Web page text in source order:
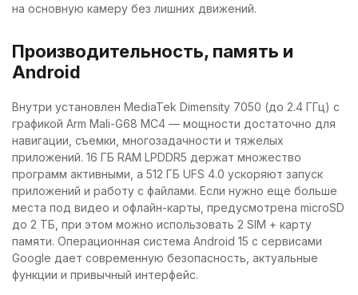
на основную камеру без лишних движений.
Производительность, память и
Android
Внутри установлен MediaTek Dimensity 7050 (до 2.4 ГГц) с
графикой Arm Mali-G68 MC4 — мощности достаточно для
навигации, съемки, многозадачности и тяжелых
приложений. 16 ГБ RAM LPDDR5 держат множество
программ активными, а 512 ГБ UFS 4.0 ускоряют запуск
приложений и работу с файлами. Если нужно еще больше
места под видео и офлайн-карты, предусмотрена microSD
до 2 ТБ, при этом можно использовать 2 SIM + карту
памяти. Операционная система Android 15 с сервисами
Google дает современную безопасность, актуальные
функции и привычный интерфейс.